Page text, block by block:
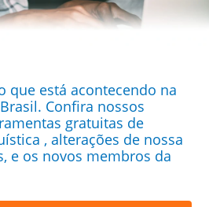
que está acontecendo na
Confira nossos
gratuitas de
, alterações de nossa
e os novos membros da